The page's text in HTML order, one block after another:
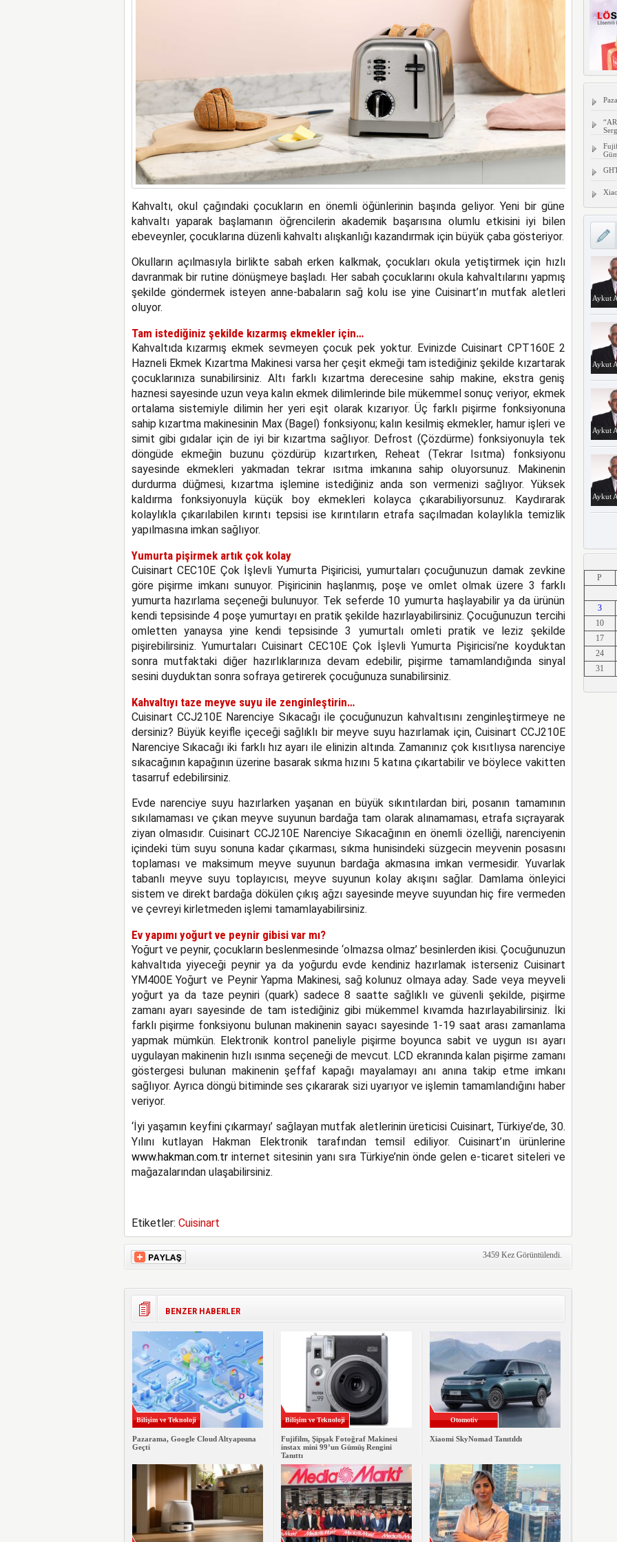
Kahvaltı, okul çağındaki çocukların en önemli öğünlerinin başında geliyor. Yeni bir güne
kahvaltı yaparak başlamanın öğrencilerin akademik başarısına olumlu etkisini iyi bilen
ebeveynler, çocuklarına düzenli kahvaltı alışkanlığı kazandırmak için büyük çaba gösteriyor.
Okulların açılmasıyla birlikte sabah erken kalkmak, çocukları okula yetiştirmek için hızlı
davranmak bir rutine dönüşmeye başladı. Her sabah çocuklarını okula kahvaltılarını yapmış
şekilde göndermek isteyen anne-babaların sağ kolu ise yine Cuisinart’ın mutfak aletleri
oluyor.
Tam istediğiniz şekilde kızarmış ekmekler için…
Kahvaltıda kızarmış ekmek sevmeyen çocuk pek yoktur. Evinizde Cuisinart CPT160E 2
Hazneli Ekmek Kızartma Makinesi varsa her çeşit ekmeği tam istediğiniz şekilde kızartarak
çocuklarınıza sunabilirsiniz. Altı farklı kızartma derecesine sahip makine, ekstra geniş
haznesi sayesinde uzun veya kalın ekmek dilimlerinde bile mükemmel sonuç veriyor, ekmek
ortalama sistemiyle dilimin her yeri eşit olarak kızarıyor. Üç farklı pişirme fonksiyonuna
sahip kızartma makinesinin Max (Bagel) fonksiyonu; kalın kesilmiş ekmekler, hamur işleri ve
simit gibi gıdalar için de iyi bir kızartma sağlıyor. Defrost (Çözdürme) fonksiyonuyla tek
döngüde ekmeğin buzunu çözdürüp kızartırken, Reheat (Tekrar Isıtma) fonksiyonu
sayesinde ekmekleri yakmadan tekrar ısıtma imkanına sahip oluyorsunuz. Makinenin
durdurma düğmesi, kızartma işlemine istediğiniz anda son vermenizi sağlıyor. Yüksek
kaldırma fonksiyonuyla küçük boy ekmekleri kolayca çıkarabiliyorsunuz. Kaydırarak
kolaylıkla çıkarılabilen kırıntı tepsisi ise kırıntıların etrafa saçılmadan kolaylıkla temizlik
yapılmasına imkan sağlıyor.
Yumurta pişirmek artık çok kolay
Cuisinart CEC10E Çok İşlevli Yumurta Pişiricisi, yumurtaları çocuğunuzun damak zevkine
göre pişirme imkanı sunuyor. Pişiricinin haşlanmış, poşe ve omlet olmak üzere 3 farklı
yumurta hazırlama seçeneği bulunuyor. Tek seferde 10 yumurta haşlayabilir ya da ürünün
kendi tepsisinde 4 poşe yumurtayı en pratik şekilde hazırlayabilirsiniz. Çocuğunuzun tercihi
omletten yanaysa yine kendi tepsisinde 3 yumurtalı omleti pratik ve leziz şekilde
pişirebilirsiniz. Yumurtaları Cuisinart CEC10E Çok İşlevli Yumurta Pişiricisi’ne koyduktan
sonra mutfaktaki diğer hazırlıklarınıza devam edebilir, pişirme tamamlandığında sinyal
sesini duyduktan sonra sofraya getirerek çocuğunuza sunabilirsiniz.
Kahvaltıyı taze meyve suyu ile zenginleştirin…
Cuisinart CCJ210E Narenciye Sıkacağı ile çocuğunuzun kahvaltısını zenginleştirmeye ne
dersiniz? Büyük keyifle içeceği sağlıklı bir meyve suyu hazırlamak için, Cuisinart CCJ210E
Narenciye Sıkacağı iki farklı hız ayarı ile elinizin altında. Zamanınız çok kısıtlıysa narenciye
sıkacağının kapağının üzerine basarak sıkma hızını 5 katına çıkartabilir ve böylece vakitten
tasarruf edebilirsiniz.
Evde narenciye suyu hazırlarken yaşanan en büyük sıkıntılardan biri, posanın tamamının
sıkılamaması ve çıkan meyve suyunun bardağa tam olarak alınamaması, etrafa sıçrayarak
ziyan olmasıdır. Cuisinart CCJ210E Narenciye Sıkacağının en önemli özelliği, narenciyenin
içindeki tüm suyu sonuna kadar çıkarması, sıkma hunisindeki süzgecin meyvenin posasını
toplaması ve maksimum meyve suyunun bardağa akmasına imkan vermesidir. Yuvarlak
tabanlı meyve suyu toplayıcısı, meyve suyunun kolay akışını sağlar. Damlama önleyici
sistem ve direkt bardağa dökülen çıkış ağzı sayesinde meyve suyundan hiç fire vermeden
ve çevreyi kirletmeden işlemi tamamlayabilirsiniz.
Ev yapımı yoğurt ve peynir gibisi var mı?
Yoğurt ve peynir, çocukların beslenmesinde ‘olmazsa olmaz’ besinlerden ikisi. Çocuğunuzun
kahvaltıda yiyeceği peynir ya da yoğurdu evde kendiniz hazırlamak isterseniz Cuisinart
YM400E Yoğurt ve Peynir Yapma Makinesi, sağ kolunuz olmaya aday. Sade veya meyveli
yoğurt ya da taze peyniri (quark) sadece 8 saatte sağlıklı ve güvenli şekilde, pişirme
zamanı ayarı sayesinde de tam istediğiniz gibi mükemmel kıvamda hazırlayabilirsiniz. İki
farklı pişirme fonksiyonu bulunan makinenin sayacı sayesinde 1-19 saat arası zamanlama
yapmak mümkün. Elektronik kontrol paneliyle pişirme boyunca sabit ve uygun ısı ayarı
uygulayan makinenin hızlı ısınma seçeneği de mevcut. LCD ekranında kalan pişirme zamanı
göstergesi bulunan makinenin şeffaf kapağı mayalamayı anı anına takip etme imkanı
sağlıyor. Ayrıca döngü bitiminde ses çıkararak sizi uyarıyor ve işlemin tamamlandığını haber
veriyor.
‘İyi yaşamın keyfini çıkarmayı’ sağlayan mutfak aletlerinin üreticisi Cuisinart, Türkiye’de, 30.
Yılını kutlayan Hakman Elektronik tarafından temsil ediliyor. Cuisinart’ın ürünlerine
www.hakman.com.trinternet sitesinin yanı sıra Türkiye’nin önde gelen e-ticaret siteleri ve
mağazalarından ulaşabilirsiniz.
Etiketler: Cuisinart
3459 Kez Görüntülendi.
BENZER HABERLER
Bilişim ve Teknoloji
Pazarama, Google Cloud Altyapısına
Geçti
Bilişim ve Teknoloji
Fujifilm, Şipşak Fotoğraf Makinesi
instax mini 99’un Gümüş Rengini
Tanıttı
Otomotiv
Xiaomi SkyNomad Tanıtıldı
Aykut
Aykut
Aykut
Aykut
Erkut
Erkut
P
3
10
17
24
31